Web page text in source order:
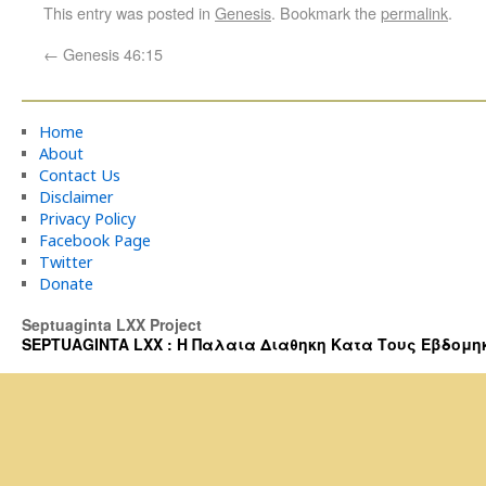
This entry was posted in Genesis. Bookmark thepermalink.
← Genesis 46:15
Home
About
Contact Us
Disclaimer
Privacy Policy
Facebook Page
Twitter
Donate
Septuaginta LXX Project
SEPTUAGINTA LXX : Η Παλαια Διαθηκη Κατα Τους